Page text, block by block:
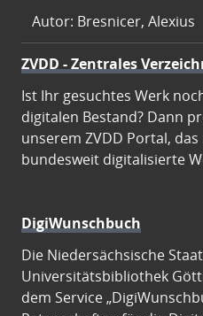
Autor: Bresnicer, Alexius
ZVDD - Zentrales
Ist Ihr gesuchtes Werk
digitalen Bestand? Dann
unserem ZVDD Portal,
bundesweit digitalisierte
DigiWunschbuch
Die Niedersächsische
Universitätsbibliothek
dem Service